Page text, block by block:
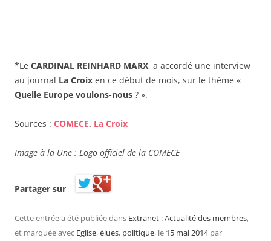
*Le CARDINAL REINHARD MARX, a accordé une interview
au journal La Croix en ce début de mois, sur le thème «
Quelle Europe voulons-nous ? ».
Sources : COMECE, La Croix
Image à la Une : Logo officiel de la COMECE
Partager sur
Cette entrée a été publiée dans Extranet : Actualité des membres,
et marquée avec Eglise,élues, politique, le 15 mai 2014 par